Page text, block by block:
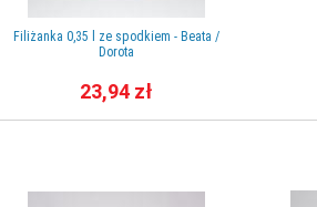
Filiżanka 0,35 l ze spodkiem - Beata /
Dorota
23,94 zł